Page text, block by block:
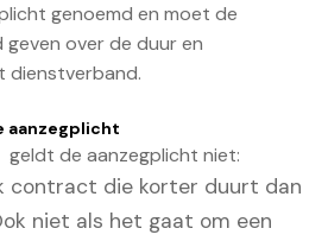
genoemd en moet de
geven over de duur en
dienstverband.
aanzegplicht
de aanzegplicht niet:
contract die korter duurt dan
niet als het gaat om een